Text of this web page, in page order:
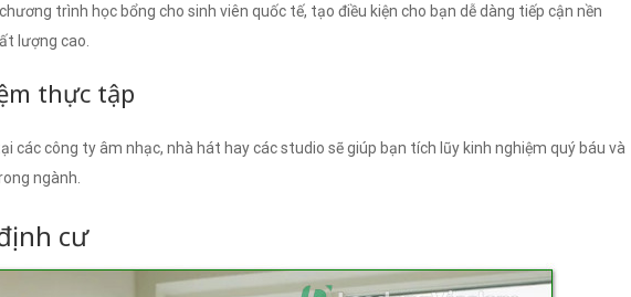
trình học bổng cho sinh viên quốc tế, tạo điều kiện cho bạn dễ dàng tiếp cận nền
lượng cao.
thực tập
các công ty âm nhạc, nhà hát hay các studio sẽ giúp bạn tích lũy kinh nghiệm quý báu và
ngành.
cư